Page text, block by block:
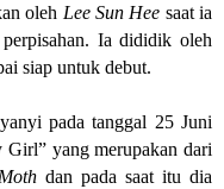
oleh Lee Sun Hee saat ia
Ia dididik oleh
siap untuk debut.
pada tanggal 25 Juni
Girl” yang merupakan dari
dan pada saat itu dia